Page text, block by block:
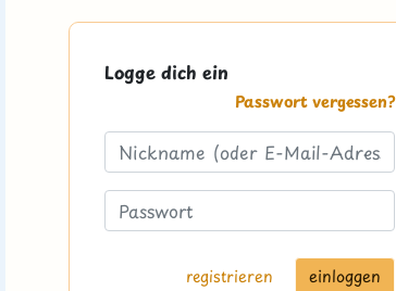
Logge dich ein
Passwort vergessen?
registrieren